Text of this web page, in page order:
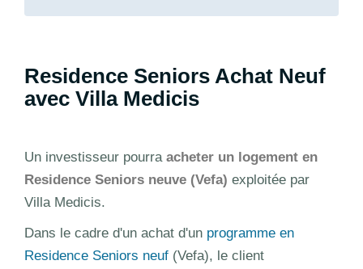
Residence Seniors Achat Neuf
avec Villa Medicis
Un investisseur pourra acheter un logement en
Residence Seniors neuve (Vefa) exploitée par
Villa Medicis.
Dans le cadre d'un achat d'un programme en
Residence Seniors neuf (Vefa), le client